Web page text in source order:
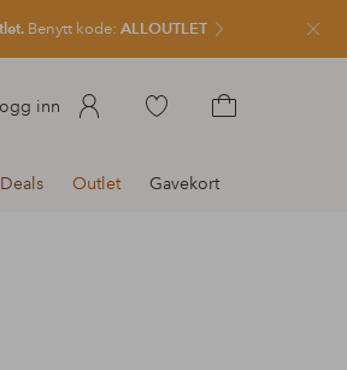
Benytt kode: ALLOUTLET Lukk
inn
Gå
produkterhandlekurven
Deals Outlet Gavekort